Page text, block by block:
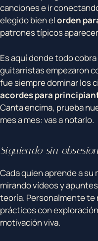
canciones e ir
elegido bien elorden
patrones típicos
Es aquí donde todo
guitarristas empezaron
fue siempre dominar los
acordes para
Canta encima, prueba
mes a mes: vas a notarlo.
Siguiendo sin
Cada quien aprende a su
mirando vídeos y
teoría. Personalmente te
prácticos con
motivación viva.